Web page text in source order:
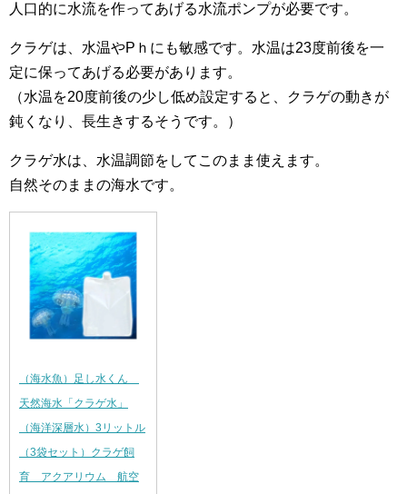
人口的に水流を作ってあげる水流ポンプが必要です。
クラゲは、水温やPｈにも敏感です。水温は23度前後を一
定に保ってあげる必要があります。
（水温を20度前後の少し低め設定すると、クラゲの動きが
鈍くなり、長生きするそうです。）
クラゲ水は、水温調節をしてこのまま使えます。
自然そのままの海水です。
（海水魚）足し水くん
天然海水「クラゲ水」
（海洋深層水）3リットル
（3袋セット）クラゲ飼
育 アクアリウム 航空